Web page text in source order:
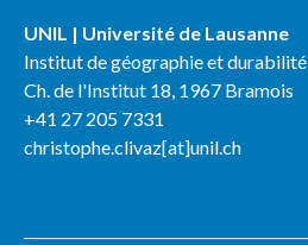
UNIL | Université de Lausanne
Institut de géographie et durabilité
Ch. de l'Institut 18, 1967 Bramois
+41 27 205 7331
christophe.clivaz[at]unil.ch